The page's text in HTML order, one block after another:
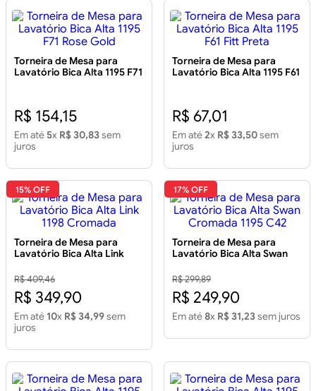
Torneira de Mesa para
Lavatório Bica Alta 1195 F71
R$ 154,15
Em até 5x R$ 30,83sem
juros
Torneira de Mesa para
Lavatório Bica Alta 1195 F61
R$ 67,01
Em até2x R$ 33,50sem
juros
15% OFF
Torneira de Mesa para
Lavatório Bica Alta Link
R$ 409,46
R$ 349,90
Em até 10x R$ 34,99sem
juros
17% OFF
Torneira de Mesa para
Lavatório Bica Alta Swan
R$ 299,89
R$ 249,90
Em até8x R$ 31,23sem juros